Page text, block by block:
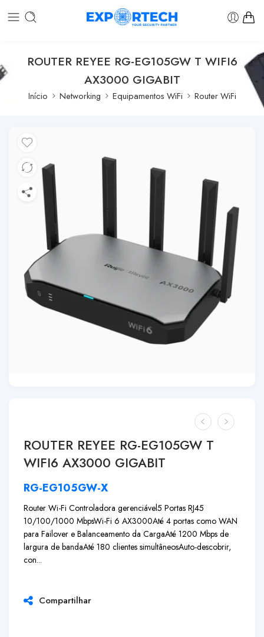
ROUTER REYEE RG-EG105GW T WIFI6
AX3000 GIGABIT
Início Networking Equipamentos WiFi Router WiFi
ROUTER REYEE RG-EG105GW T
WIFI6 AX3000 GIGABIT
RG-EG105GW-X
Router Wi-Fi Controladora gerenciável5 Portas RJ45
10/100/1000 MbpsWi-Fi 6 AX3000Até 4 portas como WAN
para Failover e Balanceamento da CargaAté 1200 Mbps de
largura de bandaAté 180 clientes simultâneosAuto-descobrir,
con...
Compartilhar